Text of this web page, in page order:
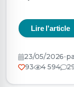
Lire l'article
23/05/2026•
93
4 594